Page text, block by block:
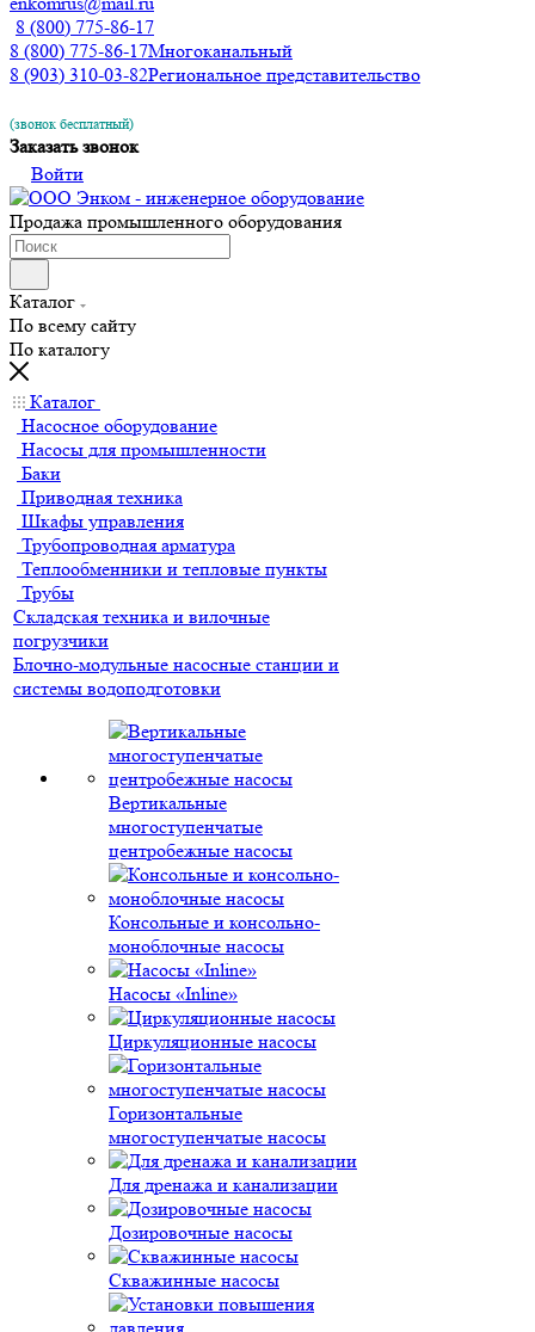
8 (800) 775-86-17
8 (800) 775-86-17Многоканальный
8 (903) 310-03-82Региональное представительство
(звонок бесплатный)
Заказать звонок
Войти
Продажа промышленного оборудования
Каталог
По всему сайту
По каталогу
Каталог
Насосное оборудование
Насосы для промышленности
Баки
Приводная техника
Шкафы управления
Трубопроводная арматура
Теплообменники и тепловые пункты
Трубы
Складская техника и вилочные
погрузчики
Блочно-модульные насосные станции и
системы водоподготовки
Вертикальные
многоступенчатые
центробежные насосы
Консольные и консольно-
моноблочные насосы
Насосы «Inline»
Циркуляционные насосы
Горизонтальные
многоступенчатые насосы
Для дренажа и канализации
Дозировочные насосы
Скважинные насосы